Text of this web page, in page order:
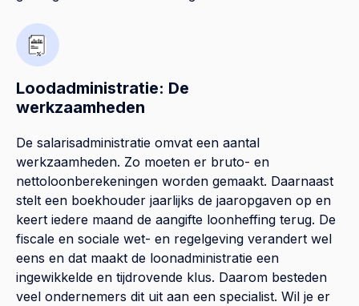
Loodadministratie: De
werkzaamheden
De salarisadministratie omvat een aantal
werkzaamheden. Zo moeten er bruto- en
nettoloonberekeningen worden gemaakt. Daarnaast
stelt een boekhouder jaarlijks de jaaropgaven op en
keert iedere maand de aangifte loonheffing terug. De
fiscale en sociale wet- en regelgeving verandert wel
eens en dat maakt de loonadministratie een
ingewikkelde en tijdrovende klus. Daarom besteden
veel ondernemers dit uit aan een specialist. Wil je er